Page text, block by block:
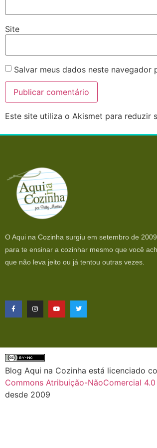
Site
Salvar meus dados neste
Este site utiliza o Akismet para reduzir
O Aqui na Cozinha surgiu em setembro de 2009
para te ensinar a cozinhar mesmo que você
que não leva jeito ou já tentou outras vezes.
Blog Aqui na Cozinha está licenciado
Commons Atribuição-NãoComercial
desde 2009